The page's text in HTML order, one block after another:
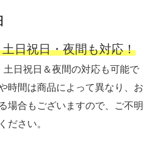
日祝日・夜間も対応！
土日祝日＆夜間の対応も可能で
時間は商品によって異なり、お
場合もございますので、ご不明
ださい。